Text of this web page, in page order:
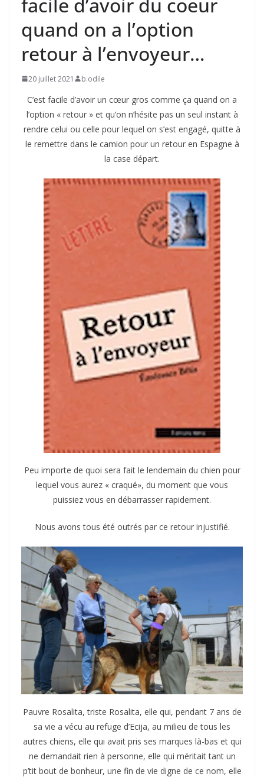
quand on a l’option
retour à l’envoyeur…
20 juillet 2021 b.odile
C’est facile d’avoir un cœur gros comme ça quand on a
l’option « retour » et qu’on n’hésite pas un seul instant à
rendre celui ou celle pour lequel on s’est engagé, quitte à
le remettre dans le camion pour un retour en Espagne à
la case départ.
Peu importe de quoi sera fait le lendemain du chien pour
lequel vous aurez « craqué», du moment que vous
puissiez vous en débarrasser rapidement.
Nous avons tous été outrés par ce retour injustifié.
Pauvre Rosalita, triste Rosalita, elle qui, pendant 7 ans de
sa vie a vécu au refuge d’Ecija, au milieu de tous les
autres chiens, elle qui avait pris ses marques là-bas et qui
ne demandait rien à personne, elle qui méritait tant un
p’tit bout de bonheur, une fin de vie digne de ce nom, elle